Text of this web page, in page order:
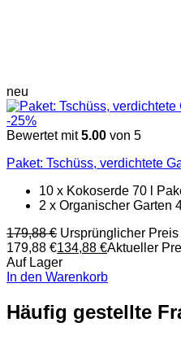
neu
-25%
Bewertet mit5.00 von 5
Paket: Tschüss, verdichtete
10 x Kokoserde 70 l
2 x Organischer Garten
179,88€ Ursprünglicher Preis
179,88 €134,88 €Aktueller
Auf Lager
In den Warenkorb
Häufig gestellte